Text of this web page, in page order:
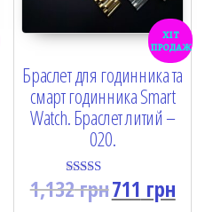
хіт
продаж
Браслет для годинника та
смарт годинника Smart
Watch. Браслет литий –
020.
Rated
5.00
1,132грн711 грн